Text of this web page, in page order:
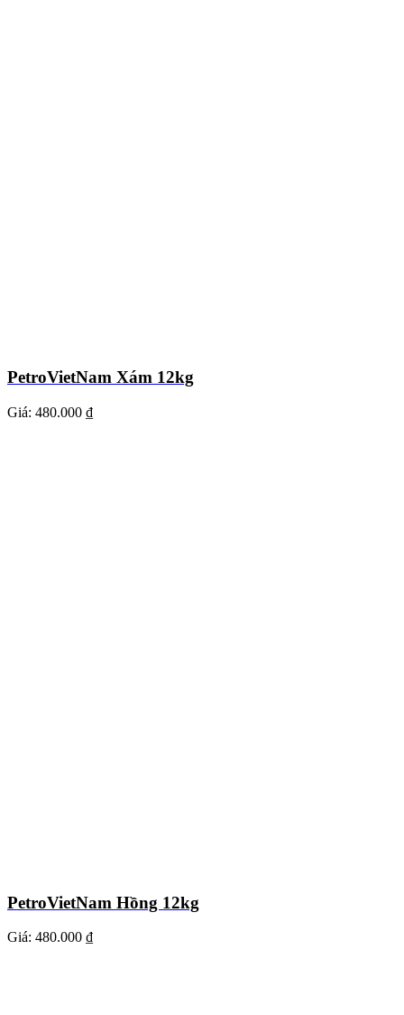
PetroVietNam Xám 12kg
Giá: 480.000 ₫
PetroVietNam Hồng 12kg
Giá: 480.000 ₫